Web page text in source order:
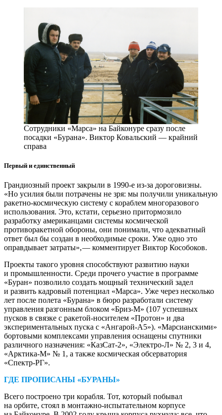
Сотрудники «Марса» на Байконуре сразу после
посадки «Бурана». Виктор Ковальский — ​крайний
справа
Первый и единственный
Грандиозный проект закрыли в 1990‑е из-за дороговизны.
«Но усилия были потрачены не зря: мы получили уникальную
ракетно-космическую систему с кораблем многоразового
использования. Это, кстати, серьезно притормозило
разработку американцами системы космической
противоракетной обороны, они понимали, что адекватный
ответ был бы создан в необходимые сроки. Уже одно это
оправдывает затраты», — ​комментирует Виктор Кособоков.
Проекты такого уровня способствуют развитию науки
и промышленности. Среди прочего участие в программе
«Буран» позволило создать мощный технический задел
и развить кадровый потенциал «Марса». Уже через несколько
лет после полета «Бурана» в бюро разработали систему
управления разгонным блоком «Бриз-М» (107 успешных
пусков в связке с ракетой-носителем «Протон» и два
экспериментальных пуска с «Ангарой-А5»). «Марсианскими»
бортовыми комплексами управления оснащены спутники
различного назначения: «КазCат‑2», «Электро-Л» № 2, 3 и 4,
«Арктика-М» № 1, а также космическая обсерватория
«Спектр-РГ».
ГДЕ ПРОПИСАНЫ «БУРАНЫ»
Всего построено три корабля. Тот, который побывал
на орбите, стоял в монтажно-испытательном корпусе